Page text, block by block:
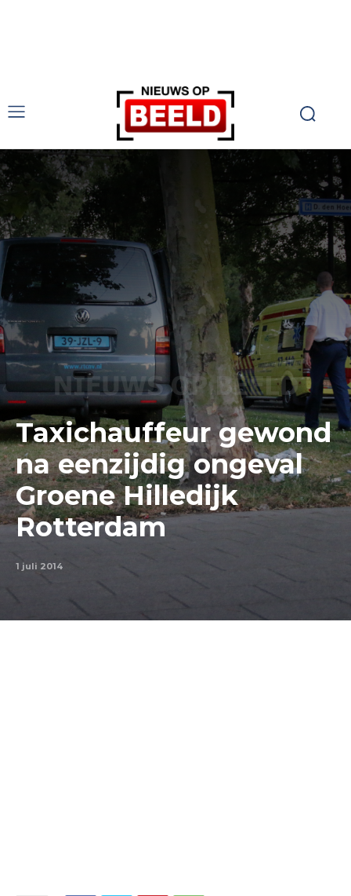
Taxichauffeur gewond
na eenzijdig ongeval
Groene Hilledijk
Rotterdam
1 juli 2014